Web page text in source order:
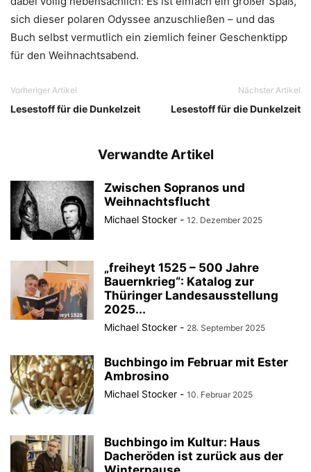
sich dieser polaren Odyssee anzuschließen – und das
Buch selbst vermutlich ein ziemlich feiner Geschenktipp
für den Weihnachtsabend.
Vorheriger Artikel
Lesestoff für die Dunkelzeit
Nächster Artikel
Lesestoff für die Dunkelzeit
Verwandte Artikel
Zwischen Sopranos und
Weihnachtsflucht
Michael Stocker - 12. Dezember 2025
„freiheyt 1525 – 500 Jahre
Bauernkrieg“: Katalog zur
Thüringer Landesausstellung
2025...
Michael Stocker - 28. September 2025
Buchbingo im Februar mit Ester
Ambrosino
Michael Stocker - 10. Februar 2025
Buchbingo im Kultur: Haus
Dacheröden ist zurück aus der